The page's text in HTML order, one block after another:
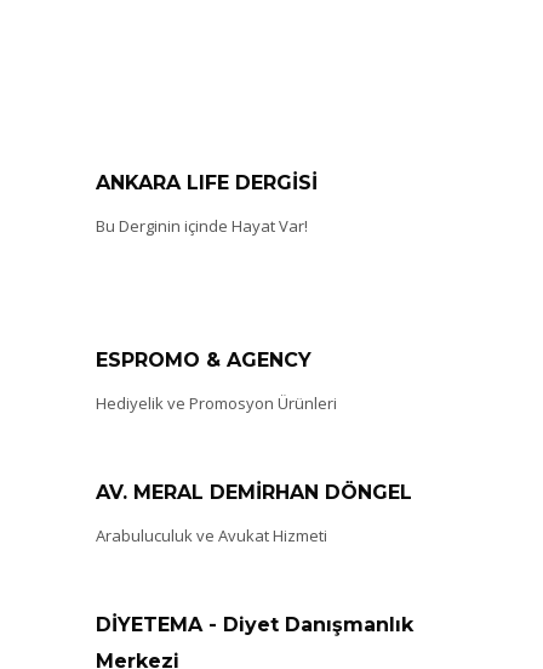
ANKARA LIFE DERGİSİ
Bu Derginin içinde Hayat Var!
ESPROMO & AGENCY
Hediyelik ve Promosyon Ürünleri
AV. MERAL DEMİRHAN DÖNGEL
Arabuluculuk ve Avukat Hizmeti
DİYETEMA - Diyet Danışmanlık
Merkezi